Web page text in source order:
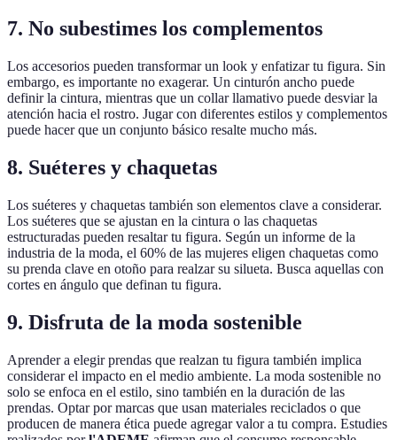
7. No subestimes los complementos
Los accesorios pueden transformar un look y enfatizar tu figura. Sin
embargo, es importante no exagerar. Un cinturón ancho puede
definir la cintura, mientras que un collar llamativo puede desviar la
atención hacia el rostro. Jugar con diferentes estilos y complementos
puede hacer que un conjunto básico resalte mucho más.
8. Suéteres y chaquetas
Los suéteres y chaquetas también son elementos clave a considerar.
Los suéteres que se ajustan en la cintura o las chaquetas
estructuradas pueden resaltar tu figura. Según un informe de la
industria de la moda, el 60% de las mujeres eligen chaquetas como
su prenda clave en otoño para realzar su silueta. Busca aquellas con
cortes en ángulo que definan tu figura.
9. Disfruta de la moda sostenible
Aprender a elegir prendas que realzan tu figura también implica
considerar el impacto en el medio ambiente. La moda sostenible no
solo se enfoca en el estilo, sino también en la duración de las
prendas. Optar por marcas que usan materiales reciclados o que
producen de manera ética puede agregar valor a tu compra. Estudies